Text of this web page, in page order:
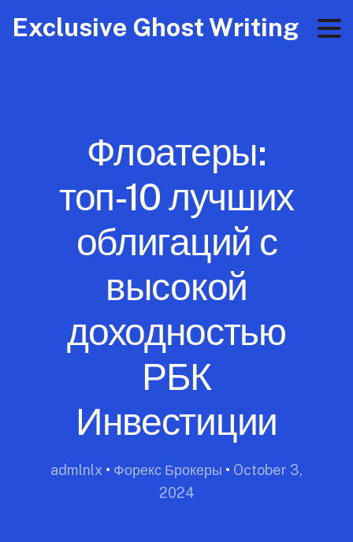
Exclusive Ghost Writing
Флоатеры:
топ-10 лучших
облигаций с
высокой
доходностью
РБК
Инвестиции
admlnlx • Форекс Брокеры • October 3,
2024